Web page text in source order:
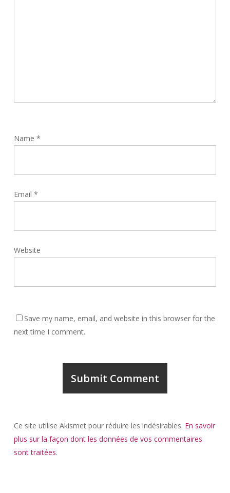
Name *
Email *
Website
Save my name, email, and website in this browser for the
next time I comment.
Ce site utilise Akismet pour réduire les indésirables. En savoir
plus sur la façon dont les données de vos commentaires
sont traitées.